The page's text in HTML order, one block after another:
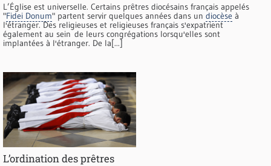
L’Église est universelle. Certains prêtres diocésains français appelés
"Fidei Donum" partent servir quelques années dans un diocèse à
l'étranger. Des religieuses et religieuses français s'expatrient
également au sein de leurs congrégations lorsqu'elles sont
implantées à l'étranger. De la[...]
L’ordination des prêtres